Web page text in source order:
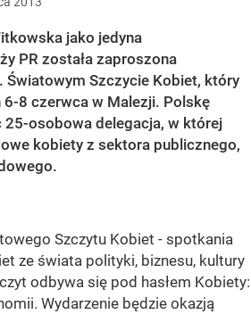
jako jedyna
PR została zaproszona
Szczycie Kobiet, który
8 czerwca w Malezji. Polskę
25-osobowa delegacja, w której
kobiety z sektora publicznego,
Szczytu Kobiet - spotkania
ze świata polityki, biznesu, kultury
odbywa się pod hasłem Kobiety:
Wydarzenie będzie okazją